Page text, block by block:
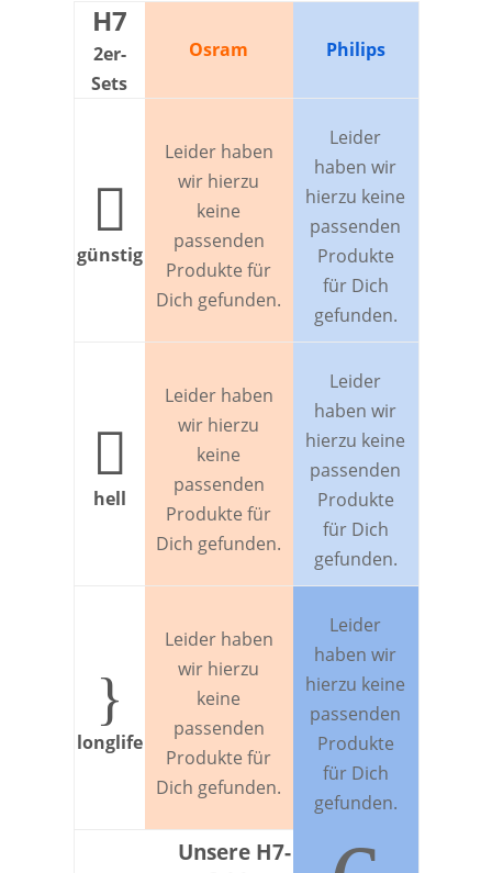
H7
2er-
Sets
Osram Philips

günstig
Leider haben
wir hierzu
keine
passenden
Produkte für
Dich gefunden.
Leider
haben wir
hierzu keine
passenden
Produkte
für Dich
gefunden.

hell
Leider haben
wir hierzu
keine
passenden
Produkte für
Dich gefunden.
Leider
haben wir
hierzu keine
passenden
Produkte
für Dich
gefunden.
}
longlife
Leider haben
wir hierzu
keine
passenden
Produkte für
Dich gefunden.
Leider
haben wir
hierzu keine
passenden
Produkte
für Dich
gefunden.
Unsere H7-